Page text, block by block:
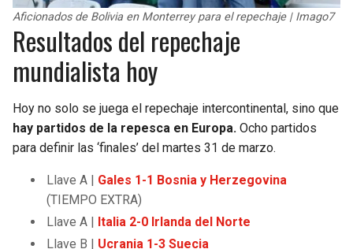
Aficionados de Bolivia en Monterrey para el repechaje | Imago7
Resultados del repechaje
mundialista hoy
Hoy no solo se juega el repechaje intercontinental, sino que
hay partidos de la repesca en Europa. Ocho partidos
para definir las ‘finales’ del martes 31 de marzo.
Llave A | Gales 1-1 Bosnia y Herzegovina
(TIEMPO EXTRA)
Llave A | Italia 2-0 Irlanda del Norte
Llave B | Ucrania 1-3 Suecia